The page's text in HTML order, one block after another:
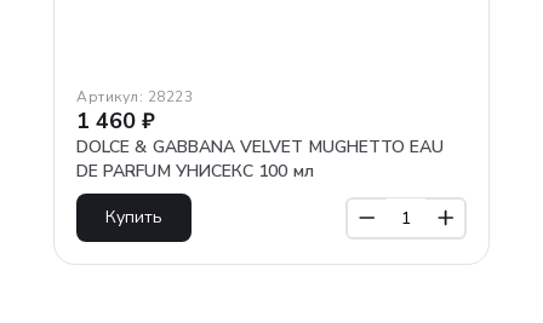
Артикул: 28223
1 460 ₽
DOLCE & GABBANA VELVET MUGHETTO EAU
DE PARFUM УНИСЕКС 100 мл
Купить